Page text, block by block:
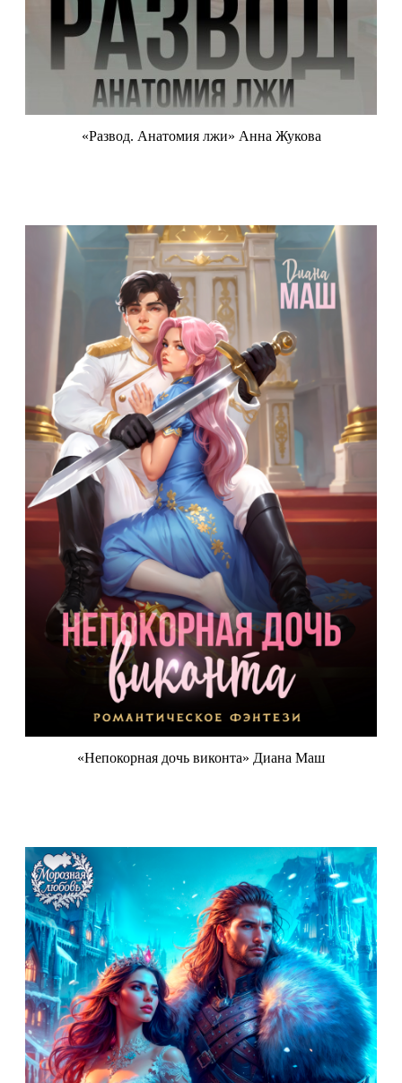
«Развод. Анатомия лжи» Анна Жукова
«Непокорная дочь виконта» Диана Маш